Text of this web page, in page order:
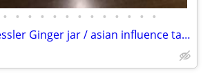
• • • • • • • • • • • • •
Vintage Warren Kessler Ginger jar / asian influence table lamp A171